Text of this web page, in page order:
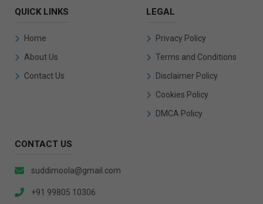
QUICK LINKS
Home
About Us
Contact Us
LEGAL
Privacy Policy
Terms and Conditions
Disclaimer Policy
Cookies Policy
DMCA Policy
CONTACT US
suddimoola@gmail.com
+91 99805 10306